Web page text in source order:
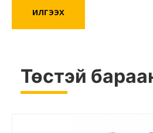
Төстэй